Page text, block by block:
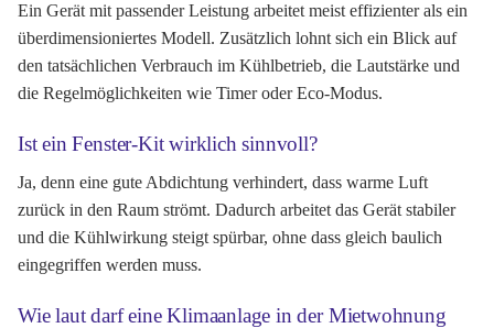
Ein Gerät mit passender Leistung arbeitet meist effizienter als ein
überdimensioniertes Modell. Zusätzlich lohnt sich ein Blick auf
den tatsächlichen Verbrauch im Kühlbetrieb, die Lautstärke und
die Regelmöglichkeiten wie Timer oder Eco-Modus.
Ist ein Fenster-Kit wirklich sinnvoll?
Ja, denn eine gute Abdichtung verhindert, dass warme Luft
zurück in den Raum strömt. Dadurch arbeitet das Gerät stabiler
und die Kühlwirkung steigt spürbar, ohne dass gleich baulich
eingegriffen werden muss.
Wie laut darf eine Klimaanlage in der Mietwohnung